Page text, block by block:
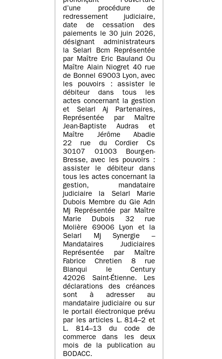
d’une procédure de
redressement judiciaire,
date de cessation des
paiements le 30 juin 2026,
désignant administrateurs
la Selarl Bcm Représentée
par Maître Eric Bauland Ou
Maître Alain Niogret 40 rue
de Bonnel 69003 Lyon, avec
les pouvoirs : assister le
débiteur dans tous les
actes concernant la gestion
et Selarl Aj Partenaires,
Représentée par Maître
Jean-Baptiste Audras et
Maître Jérôme Abadie
22 rue du Cordier Cs
30107 01003 Bourg-en-
Bresse, avec les pouvoirs :
assister le débiteur dans
tous les actes concernant la
gestion, mandataire
judiciaire la Selarl Marie
Dubois Membre du Gie Adn
Mj Représentée par Maître
Marie Dubois 32 rue
Molière 69006 Lyon et la
Selarl Mj Synergie –
Mandataires Judiciaires
Représentée par Maître
Fabrice Chretien 8 rue
Blanqui le Century
42026 Saint-Étienne. Les
déclarations des créances
sont à adresser au
mandataire judiciaire ou sur
le portail électronique prévu
par les articles L. 814–2 et
L. 814–13 du code de
commerce dans les deux
mois de la publication au
BODACC.